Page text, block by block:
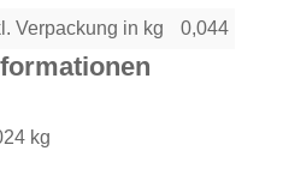
Verpackung in kg
0,044
kg